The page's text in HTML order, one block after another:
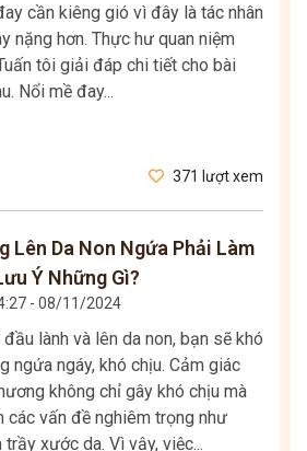
cần kiêng gió vì đây là tác nhân
nặng hơn. Thực hư quan niệm
tôi giải đáp chi tiết cho bài
Nổi mề đay...
371 lượt xem
Lên Da Non Ngứa Phải Làm
Ý Những Gì?
- 08/11/2024
lành và lên da non, bạn sẽ khó
ngứa ngáy, khó chịu. Cảm giác
không chỉ gây khó chịu mà
các vấn đề nghiêm trọng như
xước da. Vì vậy, việc...